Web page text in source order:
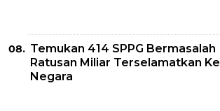
Temukan 414 SPPG Bermasalah
Ratusan Miliar Terselamatkan Ke
Negara